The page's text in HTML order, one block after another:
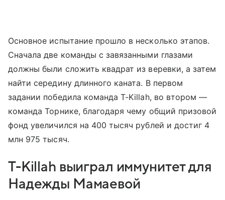
Основное испытание прошло в несколько этапов.
Сначала две команды с завязанными глазами
должны были сложить квадрат из веревки, а затем
найти середину длинного каната. В первом
задании победила команда T-Killah, во втором —
команда Торнике, благодаря чему общий призовой
фонд увеличился на 400 тысяч рублей и достиг 4
млн 975 тысяч.
T-Killah выиграл иммунитет для
Надежды Мамаевой